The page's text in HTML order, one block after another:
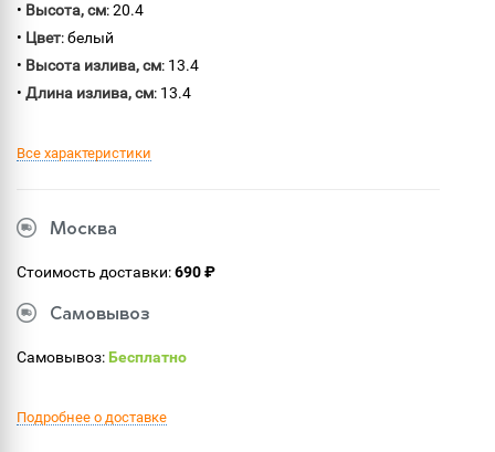
• Высота, см: 20.4
• Цвет: белый
• Высота излива, см: 13.4
• Длина излива, см: 13.4
Все характеристики
Москва
Стоимость доставки:690 ₽
Самовывоз
Самовывоз:Бесплатно
Подробнее о доставке